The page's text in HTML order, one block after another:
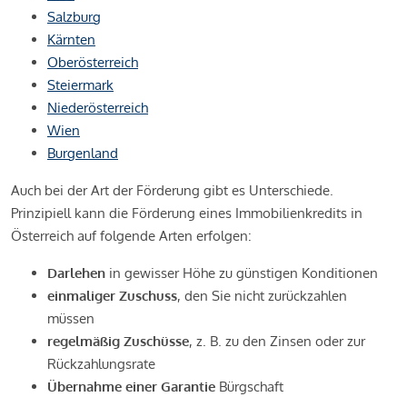
Salzburg
Kärnten
Oberösterreich
Steiermark
Niederösterreich
Wien
Burgenland
Auch bei der Art der Förderung gibt es Unterschiede.
Prinzipiell kann die Förderung eines Immobilienkredits in
Österreich auf folgende Arten erfolgen:
Darlehen in gewisser Höhe zu günstigen Konditionen
einmaliger Zuschuss, den Sie nicht zurückzahlen
müssen
regelmäßig Zuschüsse, z. B. zu den Zinsen oder zur
Rückzahlungsrate
Übernahme einer Garantie Bürgschaft